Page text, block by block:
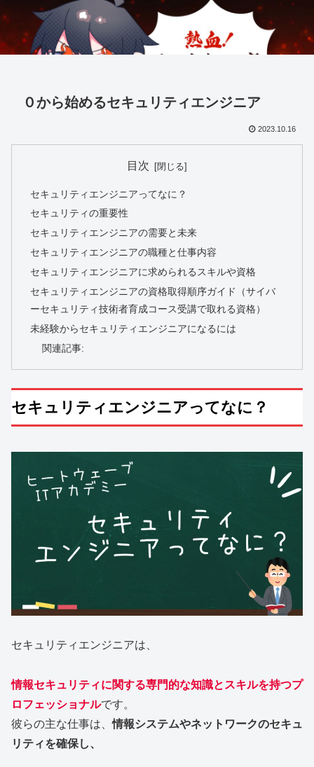
０から始めるセキュリティエンジニア
2023.10.16
目次
セキュリティエンジニアってなに？
セキュリティの重要性
セキュリティエンジニアの需要と未来
セキュリティエンジニアの職種と仕事内容
セキュリティエンジニアに求められるスキルや資格
セキュリティエンジニアの資格取得順序ガイド（サイバ
ーセキュリティ技術者育成コース受講で取れる資格）
未経験からセキュリティエンジニアになるには
関連記事:
セキュリティエンジニアってなに？
セキュリティエンジニアは、
情報セキュリティに関する専門的な知識とスキルを持つプ
ロフェッショナルです。
彼らの主な仕事は、情報システムやネットワークのセキュ
リティを確保し、